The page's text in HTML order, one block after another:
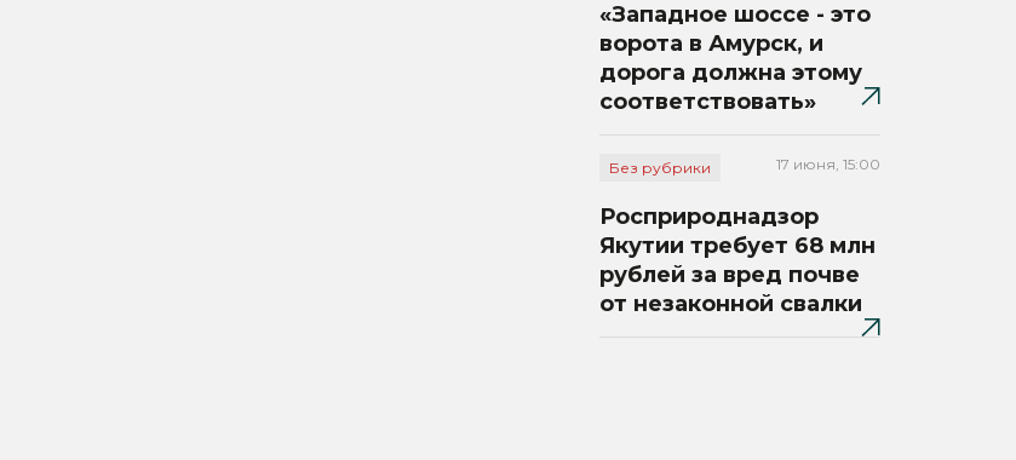
«Западное шоссе - это
ворота в Амурск, и
дорога должна этому
соответствовать»
Без рубрики 17 июня, 15:00
Росприроднадзор
Якутии требует 68 млн
рублей за вред почве
от незаконной свалки